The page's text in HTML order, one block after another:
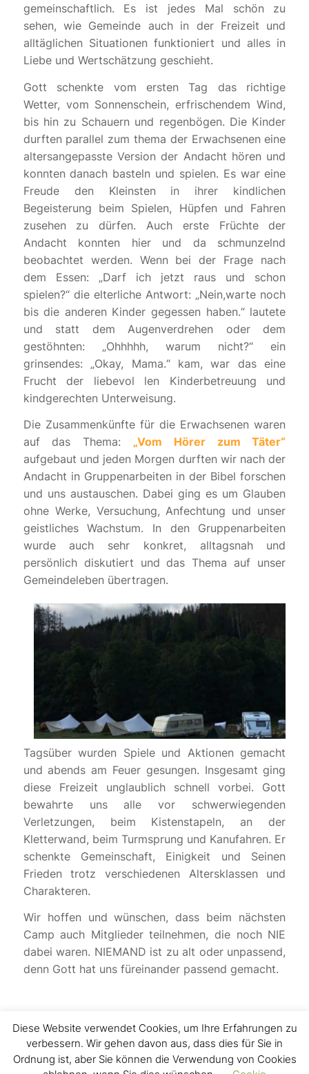
gemeinschaftlich. Es ist jedes Mal schön zu
sehen, wie Gemeinde auch in der Freizeit und
alltäglichen Situationen funktioniert und alles in
Liebe und Wertschätzung geschieht.
Gott schenkte vom ersten Tag das richtige
Wetter, vom Sonnenschein, erfrischendem Wind,
bis hin zu Schauern und regenbögen. Die Kinder
durften parallel zum thema der Erwachsenen eine
altersangepasste Version der Andacht hören und
konnten danach basteln und spielen. Es war eine
Freude den Kleinsten in ihrer kindlichen
Begeisterung beim Spielen, Hüpfen und Fahren
zusehen zu dürfen. Auch erste Früchte der
Andacht konnten hier und da schmunzelnd
beobachtet werden. Wenn bei der Frage nach
dem Essen: „Darf ich jetzt raus und schon
spielen?“ die elterliche Antwort: „Nein,warte noch
bis die anderen Kinder gegessen haben.“ lautete
und statt dem Augenverdrehen oder dem
gestöhnten: „Ohhhhh, warum nicht?“ ein
grinsendes: „Okay, Mama.“ kam, war das eine
Frucht der liebevol len Kinderbetreuung und
kindgerechten Unterweisung.
Die Zusammenkünfte für die Erwachsenen waren
auf das Thema: „Vom Hörer zum Täter“
aufgebaut und jeden Morgen durften wir nach der
Andacht in Gruppenarbeiten in der Bibel forschen
und uns austauschen. Dabei ging es um Glauben
ohne Werke, Versuchung, Anfechtung und unser
geistliches Wachstum. In den Gruppenarbeiten
wurde auch sehr konkret, alltagsnah und
persönlich diskutiert und das Thema auf unser
Gemeindeleben übertragen.
Tagsüber wurden Spiele und Aktionen gemacht
und abends am Feuer gesungen. Insgesamt ging
diese Freizeit unglaublich schnell vorbei. Gott
bewahrte uns alle vor schwerwiegenden
Verletzungen, beim Kistenstapeln, an der
Kletterwand, beim Turmsprung und Kanufahren. Er
schenkte Gemeinschaft, Einigkeit und Seinen
Frieden trotz verschiedenen Altersklassen und
Charakteren.
Wir hoffen und wünschen, dass beim nächsten
Camp auch Mitglieder teilnehmen, die noch NIE
dabei waren. NIEMAND ist zu alt oder unpassend,
denn Gott hat uns füreinander passend gemacht.
Diese Website verwendet Cookies, um Ihre Erfahrungen zu
verbessern. Wir gehen davon aus, dass dies für Sie in
Ordnung ist, aber Sie können die Verwendung von Cookies